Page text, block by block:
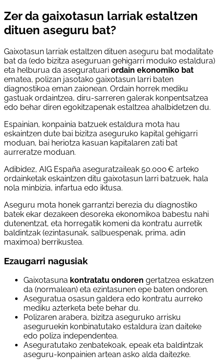
Zer da gaixotasun larriak estaltzen
dituen aseguru bat?
Gaixotasun larriak estaltzen dituen aseguru bat modalitate
bat da (edo bizitza aseguruan gehigarri moduko estaldura)
eta helburua da aseguratuari ordain ekonomiko bat
ematea, polizan jasotako gaixotasun larri baten
diagnostikoa eman zaionean. Ordain horrek mediku
gastuak ordaintzea, diru-sarreren galerak konpentsatzea
edo behar diren egokitzapenak estaltzea ahalbidetzen du.
Espainian, konpainia batzuek estaldura mota hau
eskaintzen dute bai bizitza aseguruko kapital gehigarri
moduan, bai heriotza kasuan kapitalaren zati bat
aurreratze moduan.
Adibidez, AIG España aseguratzaileak 50.000 € arteko
ordainketak eskaintzen ditu gaixotasun larri batzuek, hala
nola minbizia, infartua edo iktusa.
Aseguru mota honek garrantzi berezia du diagnostiko
batek ekar dezakeen desoreka ekonomikoa babestu nahi
dutenentzat, eta horregatik komeni da kontratu aurretik
baldintzak (ezintasunak, salbuespenak, prima, adin
maximoa) berrikustea.
Ezaugarri nagusiak
Gaixotasuna kontratatu ondoren gertatzea eskatzen
da (normalean) eta ezintasunen epe baten ondoren.
Aseguratua osasun galdera edo kontratu aurreko
mediku azterketa bete behar du.
Polizaren arabera, bizitza aseguruko arrisku
aseguruekin konbinatutako estaldura izan daiteke
edo poliza independentea.
Aseguratutako zenbatekoak, epeak eta baldintzak
aseguru-konpainien artean asko alda daitezke.